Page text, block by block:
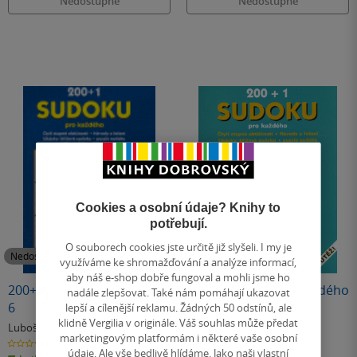
Nedostupné
200+1 Sudoku pro každého
6
Luboš Bokštefl
0.0
z
Nedostupné
200+1 Sudoku pro každého
5
Luboš Bokštefl
0.0
z
Cookies a osobní údaje? Knihy to
potřebují.
O souborech cookies jste určitě již slyšeli. I my je
využíváme ke shromažďování a analýze informací,
aby náš e-shop dobře fungoval a mohli jsme ho
nadále zlepšovat. Také nám pomáhají ukazovat
lepší a cílenější reklamu. Žádných 50 odstínů, ale
klidně Vergilia v originále. Váš souhlas může předat
marketingovým platformám i některé vaše osobní
údaje. Ale vše bedlivě hlídáme. Jako naši vlastní